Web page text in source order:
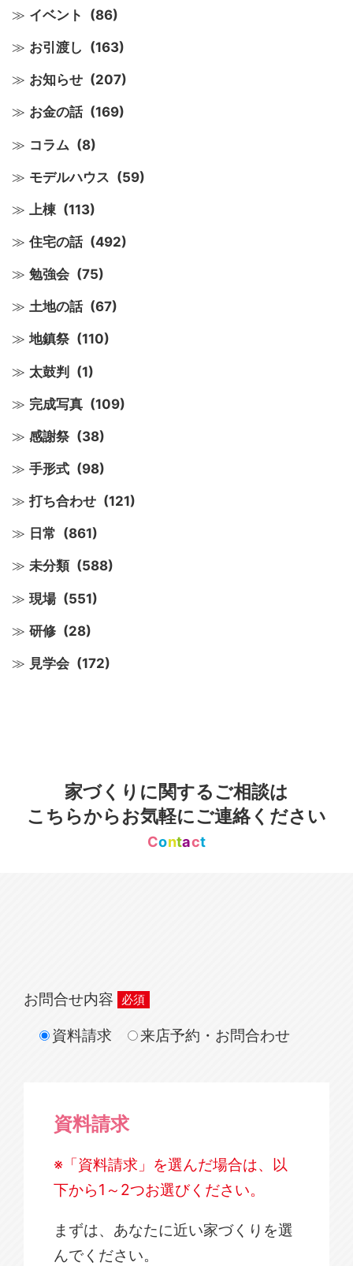
イベント (86)
お引渡し (163)
お知らせ (207)
お金の話 (169)
コラム (8)
モデルハウス (59)
上棟 (113)
住宅の話 (492)
勉強会 (75)
土地の話 (67)
地鎮祭 (110)
太鼓判 (1)
完成写真 (109)
感謝祭 (38)
手形式 (98)
打ち合わせ (121)
日常 (861)
未分類 (588)
現場 (551)
研修 (28)
見学会 (172)
家づくりに関するご相談は
こちらからお気軽にご連絡ください
Contact
お問合せ内容
資料請求
来店予約・お問合わせ
資料請求
※「資料請求」を選んだ場合は、以
下から1～2つお選びください。
まずは、あなたに近い家づくりを選
んでください。